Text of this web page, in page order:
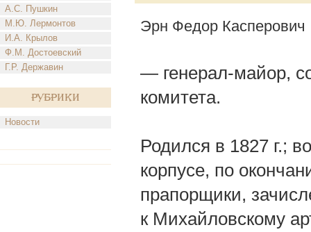
А.С. Пушкин
М.Ю. Лермонтов
И.А. Крылов
Ф.М. Достоевский
Г.Р. Державин
Рубрики
Новости
Эрн Федор Касперович
— генерал-майор,
комитета.
Родился в 1827 г.;
корпусе, по
прапорщики,
к Михайловскому